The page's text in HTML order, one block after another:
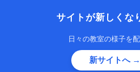
サイトが新しくな
日々の教室の様子を配
新サイトへ →